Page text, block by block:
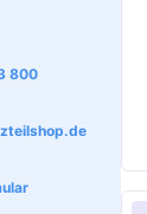
800